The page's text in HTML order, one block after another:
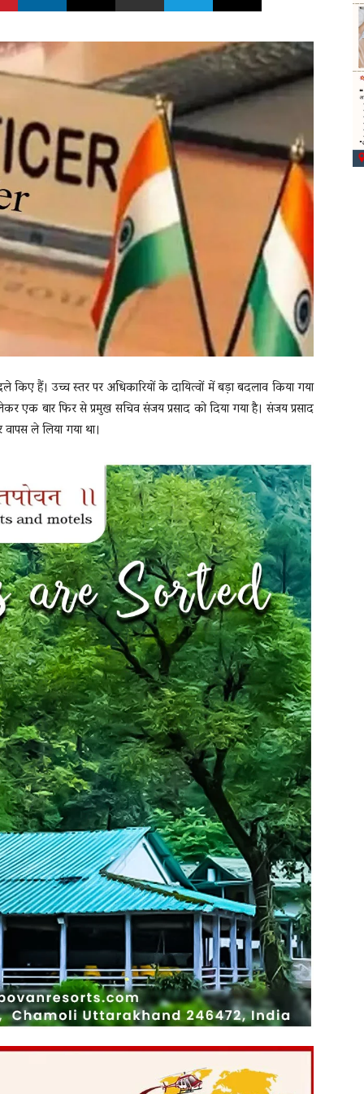
हैं। उच्च स्तर पर अधिकारियों के दायित्वों में बड़ा बदलाव किया गया
एक बार फिर से प्रमुख सचिव संजय प्रसाद को दिया गया है। संजय प्रसाद
ले लिया गया था।